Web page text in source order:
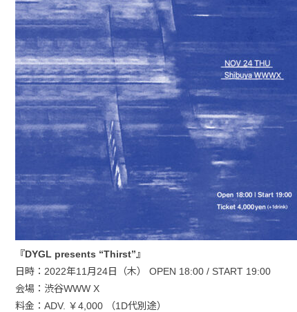
『DYGL presents “Thirst”』
日時：2022年11月24日（木） OPEN 18:00 / START 19:00
会場：渋谷WWW X
料金：ADV. ￥4,000 （1D代別途）